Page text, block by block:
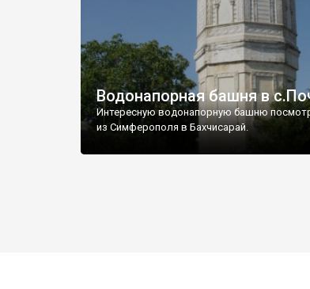
Водонапорная башня в
Интересную водонапорную башню
из Симферополя в Бахчисарай.